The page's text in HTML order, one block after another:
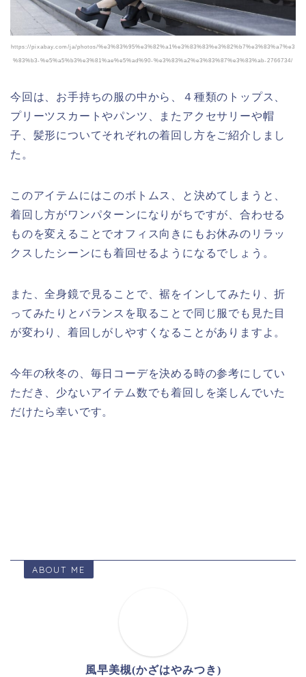
https://pixabay.com/ja/photos/%e3%83%95%e3%82%a1%e3%83%83%e3%82%b7%e3%83%a7%e3
%83%b3-%e5%a5%b3%e3%81%ae%e5%ad%90-%e3%83%a2%e3%83%87%e3%83%ab-2766734/
今回は、お手持ちの服の中から、４種類のトップス、
プリーツスカートやパンツ、またアクセサリーや帽
子、髪形についてそれぞれの着回し方をご紹介しまし
た。
このアイテムにはこのボトムス、と決めてしまうと、
着回し方がワンパターンになりがちですが、合わせる
ものを変えることでオフィス向きにもお休みのリラッ
クスしたシーンにも着回せるようになるでしょう。
また、全身鏡で見ることで、裾をインしてみたり、折
ってみたりとバランスを取ることで同じ服でも見た目
が変わり、着回しがしやすくなることがありますよ。
今年の秋冬の、毎日コーデを決める時の参考にしてい
ただき、少ないアイテム数でも着回しを楽しんでいた
だけたら幸いです。
ABOUT ME
風早美槻(かざはやみつき)